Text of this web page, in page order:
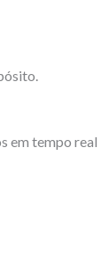
em tempo real